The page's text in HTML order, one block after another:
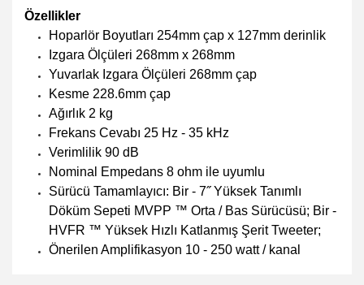
Özellikler
Hoparlör Boyutları 254mm çap x 127mm derinlik
Izgara Ölçüleri 268mm x 268mm
Yuvarlak Izgara Ölçüleri 268mm çap
Kesme 228.6mm çap
Ağırlık 2 kg
Frekans Cevabı 25 Hz - 35 kHz
Verimlilik 90 dB
Nominal Empedans 8 ohm ile uyumlu
Sürücü Tamamlayıcı: Bir - 7˝ Yüksek Tanımlı
Döküm Sepeti MVPP ™ Orta / Bas Sürücüsü; Bir -
HVFR ™ Yüksek Hızlı Katlanmış Şerit Tweeter;
Önerilen Amplifikasyon 10 - 250 watt / kanal